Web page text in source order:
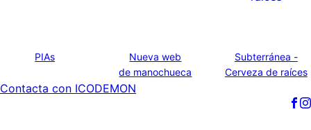
PIAs
Nueva web
de manochueca
Subterránea -
Cerveza de raíces
Contacta con ICODEMON